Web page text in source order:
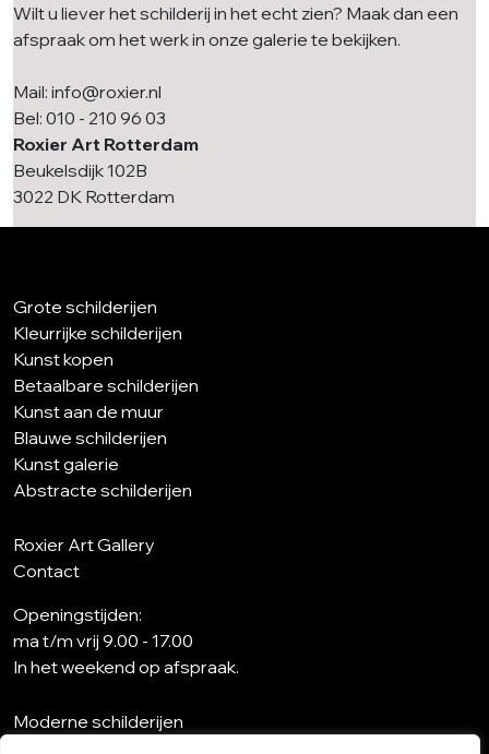
Wilt u liever het schilderij in het echt zien? Maak dan een
afspraak om het werk in onze galerie te bekijken.
Mail: info@roxier.nl
Bel: 010 - 210 96 03
Roxier Art Rotterdam
Beukelsdijk 102B
3022 DK Rotterdam
Grote schilderijen
Kleurrijke schilderijen
Kunst kopen
Betaalbare schilderijen
Kunst aan de muur
Blauwe schilderijen
Kunst galerie
Abstracte schilderijen
Roxier Art Gallery
Contact
Openingstijden:
ma t/m vrij 9.00 - 17.00
In het weekend op afspraak.
Moderne schilderijen